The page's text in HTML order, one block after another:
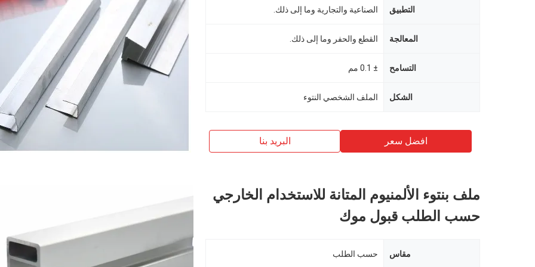
التطبيق الصناعية والتجارية وما إلى ذلك.
المعالجة القطع والحفر وما إلى ذلك.
التسامح ± 0.1 مم
الشكل الملف الشخصي النتوء
افضل سعر البريد بنا
ملف بنتوء الألمنيوم المتانة للاستخدام الخارجي
حسب الطلب قبول موك
مقاس حسب الطلب